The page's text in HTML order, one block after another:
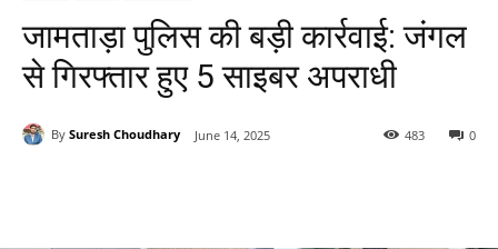
जामताड़ा पुलिस की बड़ी कार्रवाई: जंगल
से गिरफ्तार हुए 5 साइबर अपराधी
By Suresh Choudhary June 14, 2025 0
483